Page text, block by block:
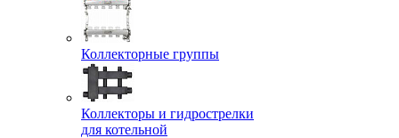
Коллекторные группы
Коллекторы и гидрострелки
для котельной